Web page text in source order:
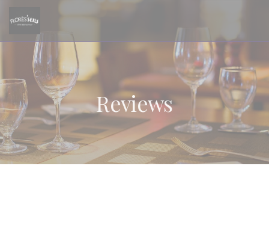
Reviews